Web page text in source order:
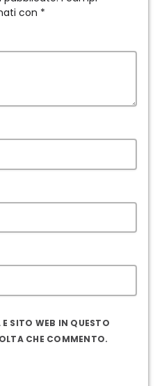
con *
SITO WEB IN QUESTO
CHE COMMENTO.